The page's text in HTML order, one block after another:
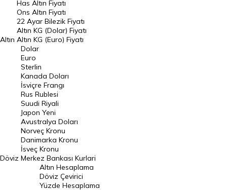
Döviz Kuru
Dolar Kuru
Euro Kuru
Pound Kuru
Frank Kuru
Riyal Kuru
Avustralya Doları
Danimarka Kronu Kuru
Kanada Doları Kuru
Norveç Kronu Kuru
İsveç Kronu Kuru
Altın
Has Altın Fiyatı
Ons Altın Fiyatı
22 Ayar Bilezik Fiyatı
Altın KG (Dolar) Fiyatı
Altın KG (Euro) Fiyatı
Döviz
Dolar
Euro
Sterlin
Kanada Doları
İsviçre Frangı
Rus Rublesi
Suudi Riyali
Japon Yeni
Avustralya Doları
Norveç Kronu
Danimarka Kronu
İsveç Kronu
Merkez Bankası Kurlari
Altın Hesaplama
Döviz Çevirici
Yüzde Hesaplama